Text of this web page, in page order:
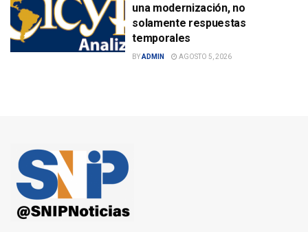
una modernización, no
solamente respuestas
temporales
BYADMIN AGOSTO 5, 2026